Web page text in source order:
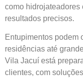
como hidrojateadores
resultados precisos.
Entupimentos podem
residências até
Vila Jacuí está
clientes, com